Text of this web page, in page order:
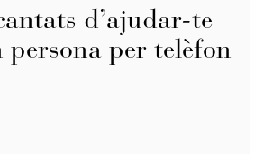
d’ajudar-te
persona per telèfon